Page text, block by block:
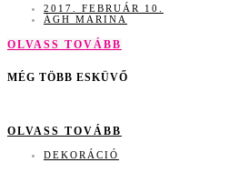
2017. FEBRUÁR 10.
ÁGH MARINA
OLVASS TOVÁBB
MÉG TÖBB ESKÜVŐ
OLVASS TOVÁBB
DEKORÁCIÓ